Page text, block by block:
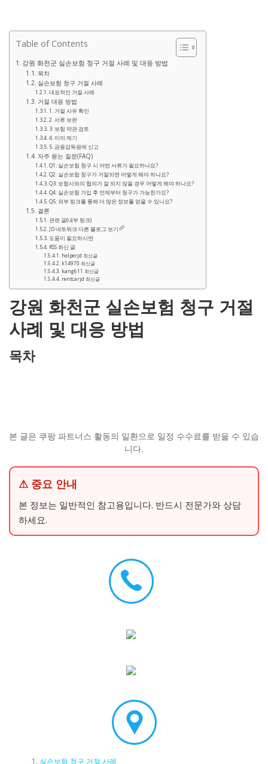
Table of Contents
강원 화천군 실손보험 청구 거절 사례 및 대응 방법
목차
실손보험 청구 거절 사례
대표적인 거절 사례
거절 대응 방법
1. 거절 사유 확인
2. 서류 보완
3. 보험 약관 검토
4. 이의 제기
5. 금융감독원에 신고
자주 묻는 질문(FAQ)
Q1: 실손보험 청구 시 어떤 서류가 필요하나요?
Q2: 실손보험 청구가 거절되면 어떻게 해야 하나요?
Q3: 보험사와의 협의가 잘 되지 않을 경우 어떻게 해야 하나요?
Q4: 실손보험 가입 후 언제부터 청구가 가능한가요?
Q5: 외부 링크를 통해 더 많은 정보를 얻을 수 있나요?
결론
관련 글(내부 링크)
JD 네트워크 다른 블로그 보기
도움이 필요하시면
RSS 최신 글
helperjd 최신글
k14970 최신글
kang611 최신글
rentcarjd 최신글
강원 화천군 실손보험 청구 거절
사례 및 대응 방법
목차
본 글은 쿠팡 파트너스 활동의 일환으로 일정 수수료를 받을 수 있습
니다.
⚠ 중요 안내
본 정보는 일반적인 참고용입니다. 반드시 전문가와 상담
하세요.
실손보험 청구 거절 사례